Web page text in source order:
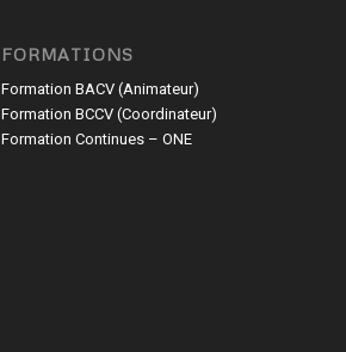
FORMATIONS
Formation BACV (Animateur)
Formation BCCV (Coordinateur)
Formation Continues – ONE